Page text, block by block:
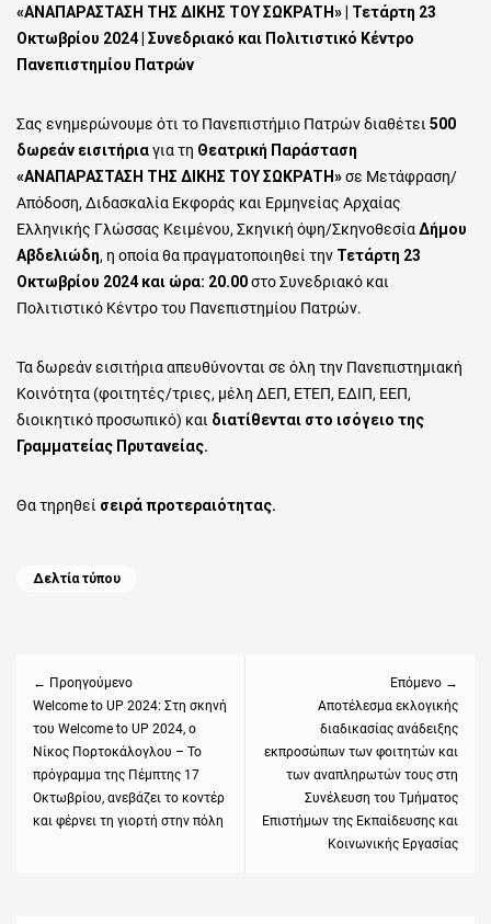
«ΑΝΑΠΑΡΑΣΤΑΣΗ ΤΗΣ ΔΙΚΗΣ ΤΟΥ ΣΩΚΡΑΤΗ» | Τετάρτη 23
Οκτωβρίου 2024 | Συνεδριακό και Πολιτιστικό Κέντρο
Πανεπιστημίου Πατρών
Σας ενημερώνουμε ότι το Πανεπιστήμιο Πατρών διαθέτει 500
δωρεάν εισιτήριαγια τη Θεατρική Παράσταση
«ΑΝΑΠΑΡΑΣΤΑΣΗ ΤΗΣ ΔΙΚΗΣ ΤΟΥ ΣΩΚΡΑΤΗ»σε Μετάφραση/
Απόδοση, Διδασκαλία Εκφοράς και Ερμηνείας Αρχαίας
Ελληνικής Γλώσσας Κειμένου, Σκηνική όψη/ΣκηνοθεσίαΔήμου
Αβδελιώδη, η οποία θα πραγματοποιηθεί την Τετάρτη 23
Οκτωβρίου 2024 και ώρα: 20.00στο Συνεδριακό και
Πολιτιστικό Κέντρο του Πανεπιστημίου Πατρών.
Τα δωρεάν εισιτήρια απευθύνονται σε όλη την Πανεπιστημιακή
Κοινότητα (φοιτητές/τριες, μέλη ΔΕΠ, ΕΤΕΠ, ΕΔΙΠ, ΕΕΠ,
διοικητικό προσωπικό) και διατίθενται στο ισόγειο της
Γραμματείας Πρυτανείας.
Θα τηρηθεί σειρά προτεραιότητας.
Categories
Δελτία τύπου
← Προηγούμενο
Previous
post:
Welcome to UP 2024: Στη σκηνή
του Welcome to UP 2024, ο
Νίκος Πορτοκάλογλου – Το
πρόγραμμα της Πέμπτης 17
Οκτωβρίου, ανεβάζει το κοντέρ
και φέρνει τη γιορτή στην πόλη
Επόμενο →
Αποτέλεσμα εκλογικής
διαδικασίας ανάδειξης
εκπροσώπων των φοιτητών και
των αναπληρωτών τους στη
Συνέλευση του Τμήματος
Επιστήμων της Εκπαίδευσης και
Κοινωνικής Εργασίας